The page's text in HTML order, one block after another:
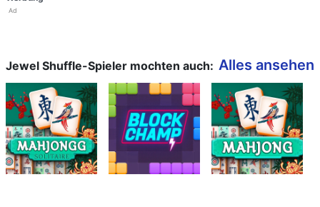
Ad
Jewel Shuffle-Spieler mochten auch: Alles ansehen